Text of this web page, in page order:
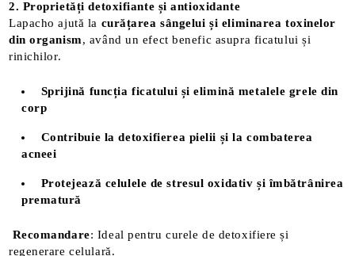
2. Proprietăți detoxifiante și antioxidante
Lapacho ajută la curățarea sângelui și eliminarea toxinelor
din organism, având un efect benefic asupra ficatului și
rinichilor.
Sprijină funcția ficatului și elimină metalele grele din
corp
Contribuie la detoxifierea pielii și la combaterea
acneei
Protejează celulele de stresul oxidativ și îmbătrânirea
prematură
Recomandare: Ideal pentru curele de detoxifiere și
regenerare celulară.